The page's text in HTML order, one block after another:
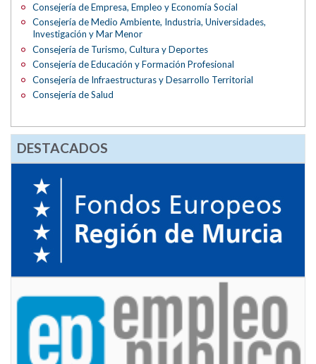
Consejería de Empresa, Empleo y Economía Social
Consejería de Medio Ambiente, Industria, Universidades,
Investigación y Mar Menor
Consejería de Turismo, Cultura y Deportes
Consejería de Educación y Formación Profesional
Consejería de Infraestructuras y Desarrollo Territorial
Consejería de Salud
DESTACADOS